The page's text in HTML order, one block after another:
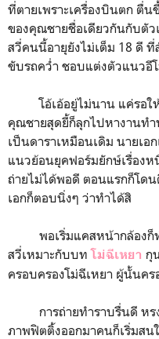
ที่ตายเพราะเครื่องบินตก ตื่น
ของคุณชายชื่อเดียวกันกับตัว
สวี่คนนี้อายุยังไม่เต็ม 18 ดี
ขับรถคว่ำ ชอบแต่งตัวแนวอีโ
โอ้เอ้อยู่ไม่นาน แค่รอให้
คุณชายสุดยี้ก็ลุกไปหางานท
เป็นดาราเหมือนเดิม นายเอ
แนวย้อนยุคฟอร์มยักษ์เรื่องห
ถ่ายไม่ได้พอดี ตอนแรกก็โด
เอกก็ตอบนิ่งๆ ว่าทำได้สิ
พอเริ่มแคสหน้ากล้องก็ทำ
สวี่เหมาะกับบท โม่ฉีเหยา กุ
ครอบครองโม่ฉีเหยา ผู้นั้นคร
การถ่ายทำราบรื่นดี หร
ภาพฟิตติ้งออกมาคนก็เริ่มสน